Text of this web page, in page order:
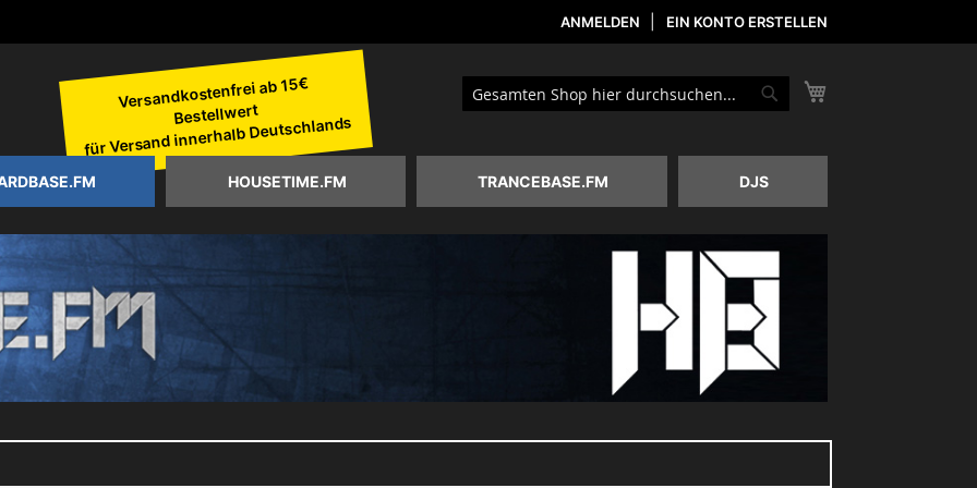
ANMELDEN EIN KONTO ERSTELLEN
Versandkostenfrei ab 15€
Bestellwert
für Versand innerhalb Deutschlands
Suche
HOUSETIME.FM TRANCEBASE.FM DJS